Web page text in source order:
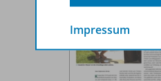
Impressum